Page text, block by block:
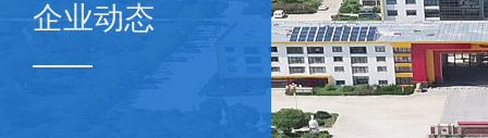
企业动态